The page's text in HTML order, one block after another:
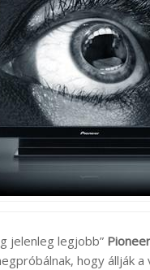
jelenleg legjobb”
hogy állják